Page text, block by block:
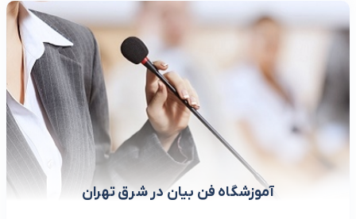
آموزشگاه فن بیان در شرق تهران